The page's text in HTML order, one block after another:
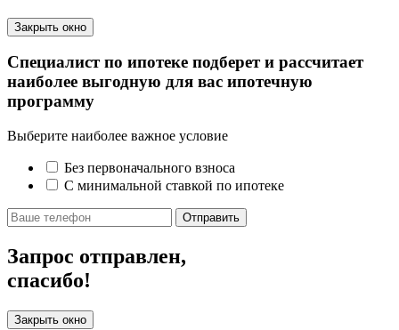
Закрыть окно
Специалист по ипотеке подберет и рассчитает
наиболее выгодную для вас ипотечную
программу
Выберите наиболее важное условие
Без первоначального взноса
С минимальной ставкой по ипотеке
Отправить
Запрос отправлен,
спасибо!
Закрыть окно